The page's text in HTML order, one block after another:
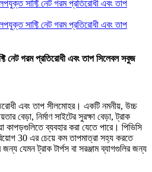
নেট গরম প্রতিরোধী এবং তাপ সিলেবল সবুজ
এবং তাপ সীলমোহর। একটি নমনীয়, উচ্চ
বেড়া, নির্মাণ সাইটের সুরক্ষা বেড়া, ট্রাক
কাপড়গুলিতে ব্যবহার করা যেতে পারে। পিভিসি
30 এর চেয়ে কম তাপমাত্রা সহ্য করতে
যেমন ট্রাক টার্পস বা সরঞ্জাম ব্যাগগুলির জন্য